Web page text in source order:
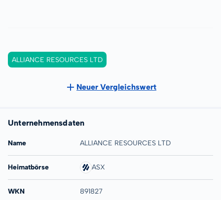
ALLIANCE RESOURCES LTD
Neuer Vergleichswert
Unternehmensdaten
Name ALLIANCE RESOURCES LTD
Heimatbörse ASX
WKN 891827